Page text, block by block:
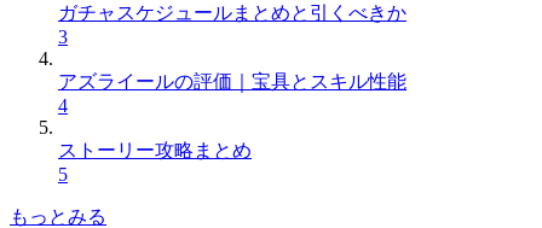
ガチャスケジュールまとめと引くべきか
3
アズライールの評価｜宝具とスキル性能
4
ストーリー攻略まとめ
5
もっとみる